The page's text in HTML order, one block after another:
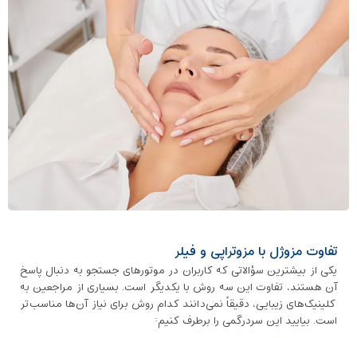
تفاوت مزوژل با مزوتراپی و فیلر
یکی از بیشترین سؤالاتی که کاربران در موتورهای جستجو به دنبال پاسخ
آن هستند، تفاوت این سه روش با یکدیگر است. بسیاری از مراجعین به
کلینیک‌های زیبایی، دقیقاً نمی‌دانند کدام روش برای نیاز آن‌ها مناسب‌تر
است. بیایید این سردرگمی را برطرف کنیم: